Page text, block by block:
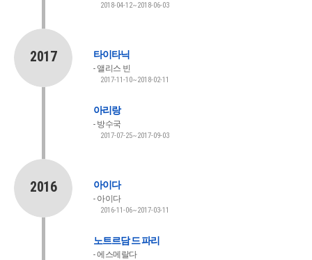
2018-04-12~2018-06-03
2017 타이타닉
앨리스 빈
2017-11-10~2018-02-11
아리랑
방수국
2017-07-25~2017-09-03
2016 아이다
아이다
2016-11-06~2017-03-11
노트르담 드 파리
에스메랄다